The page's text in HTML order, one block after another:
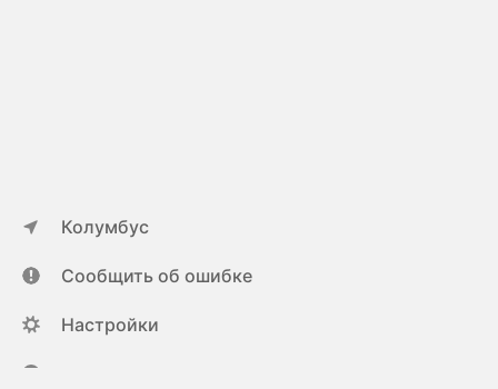
Колумбус
Сообщить об ошибке
Настройки